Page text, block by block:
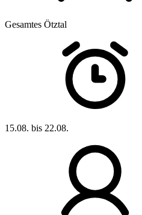
Gesamtes Ötztal
15.08. bis 22.08.